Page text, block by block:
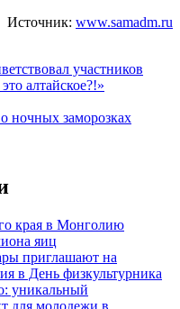
Источник: www.samadm.ru
участников
алтайское?!»
ночных заморозках
края в Монголию
яиц
приглашают на
в День физкультурника
уникальный
для молодежи в